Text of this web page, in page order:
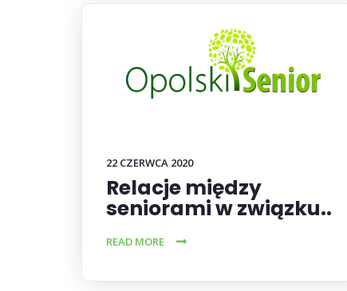
22 CZERWCA 2020
Relacje między
seniorami w związku..
READ MORE